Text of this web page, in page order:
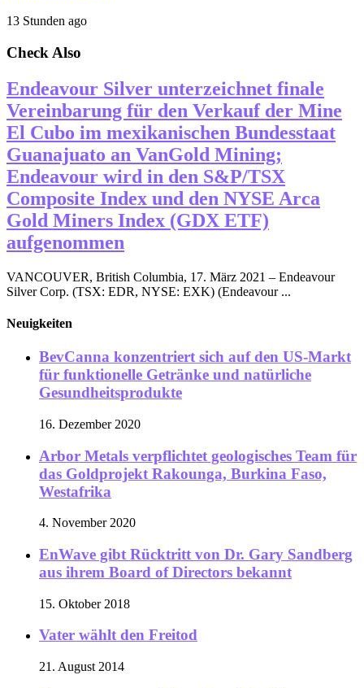
13 Stunden ago
Check Also
Endeavour Silver unterzeichnet finale
Vereinbarung für den Verkauf der Mine
El Cubo im mexikanischen Bundesstaat
Guanajuato an VanGold Mining;
Endeavour wird in den S&P/TSX
Composite Index und den NYSE Arca
Gold Miners Index (GDX ETF)
aufgenommen
VANCOUVER, British Columbia, 17. März 2021 – Endeavour
Silver Corp. (TSX: EDR, NYSE: EXK) (Endeavour ...
Neuigkeiten
BevCanna konzentriert sich auf den US-Markt
für funktionelle Getränke und natürliche
Gesundheitsprodukte
16. Dezember 2020
Arbor Metals verpflichtet geologisches Team für
das Goldprojekt Rakounga, Burkina Faso,
Westafrika
4. November 2020
EnWave gibt Rücktritt von Dr. Gary Sandberg
aus ihrem Board of Directors bekannt
15. Oktober 2018
Vater wählt den Freitod
21. August 2014